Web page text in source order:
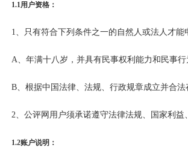
1.1用户资格：
1、只有符合下列条件之一的自然人或法人才
A、年满十八岁，并具有民事权利能力和民事行
B、根据中国法律、法规、行政规章成立并合
2、公评网用户须承诺遵守法律法规、国家利
1.2账户说明：